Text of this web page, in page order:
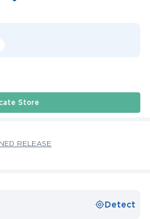
Store
RELEASE
Detect